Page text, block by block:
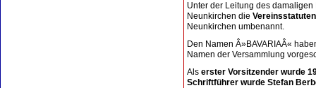
Unter der Leitung des
Neunkirchen die
Neunkirchen umbenannt.
Den Namen Â»BAVARIAÂ«
Namen der Versammlung
Als erster Vorsitzender wurde
Schriftführer wurde Stefan